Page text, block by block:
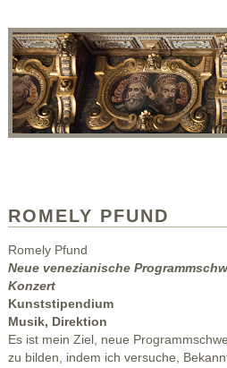
ROMELY PFUND
Romely Pfund
Neue venezianische
Konzert
Kunststipendium
Musik, Direktion
Es ist mein Ziel, neue
zu bilden, indem ich versuche,